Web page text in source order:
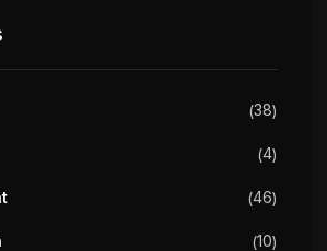
38
4
46
10